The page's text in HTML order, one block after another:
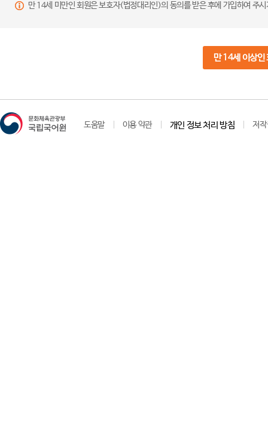
만 14세 미만인 회원은 보호자(법정대리인)의 동의를 받은 후에 가입하여 주
만 14세 이상인
도움말 이용 약관 개인 정보 처리 방침 저